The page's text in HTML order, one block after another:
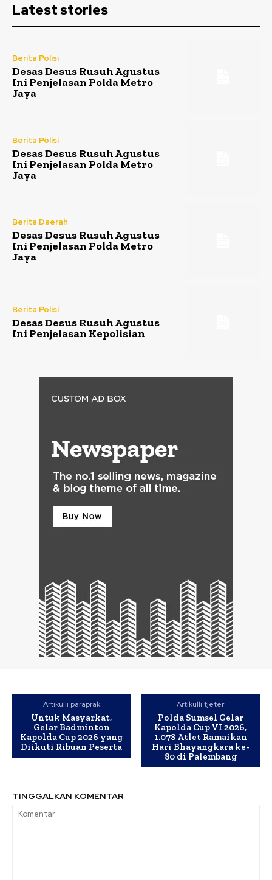
Latest stories
Berita Polisi
Desas Desus Rusuh Agustus
Ini Penjelasan Polda Metro
Jaya
Berita Polisi
Desas Desus Rusuh Agustus
Ini Penjelasan Polda Metro
Jaya
Berita Daerah
Desas Desus Rusuh Agustus
Ini Penjelasan Polda Metro
Jaya
Berita Polisi
Desas Desus Rusuh Agustus
Ini Penjelasan Kepolisian
Artikulli paraprak
Untuk Masyarkat,
Gelar Badminton
Kapolda Cup 2026 yang
Diikuti Ribuan Peserta
Artikulli tjetër
Polda Sumsel Gelar
Kapolda Cup VI 2026,
1.078 Atlet Ramaikan
Hari Bhayangkara ke-
80 di Palembang
TINGGALKAN KOMENTAR